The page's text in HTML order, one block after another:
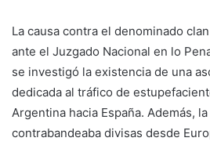
La causa contra el denominado
ante el Juzgado Nacional en lo
se investigó la existencia de una
dedicada al tráfico de
Argentina hacia España. Además,
contrabandeaba divisas desde